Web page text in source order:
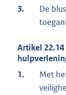
3.
De
Artikel 22.14
1.
Met